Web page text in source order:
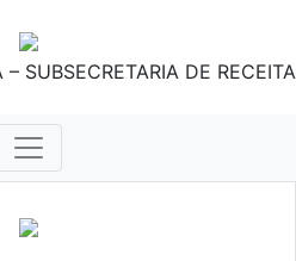
SUBSECRETARIA DE RECEITA